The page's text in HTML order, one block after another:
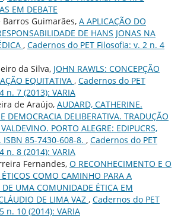
EM DEBATE
Barros Guimarães, A APLICAÇÃO DO
DE HANS JONAS NA
, Cadernos do PET Filosofia: v. 2 n. 4
da Silva, JOHN RAWLS: CONCEPÇÃO
EQUITATIVA , Cadernos do PET
n. 7 (2013): VARIA
de Araújo, AUDARD, CATHERINE.
DEMOCRACIA DELIBERATIVA. TRADUÇÃO
PORTO ALEGRE: EDIPUCRS,
ISBN 85-7430-608-8. , Cadernos do PET
n. 8 (2014): VARIA
Fernandes, O RECONHECIMENTO E O
COMO CAMINHO PARA A
DE UMA COMUNIDADE ÉTICA EM
DE LIMA VAZ , Cadernos do PET
n. 10 (2014): VARIA